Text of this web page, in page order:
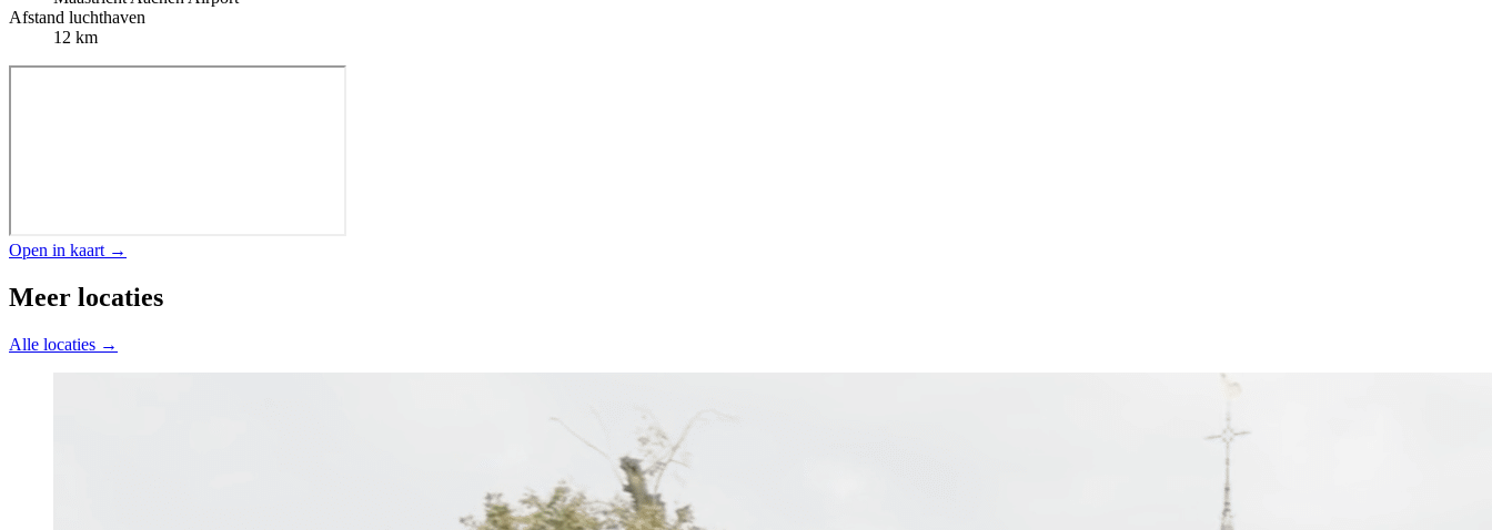
Afstand luchthaven
12 km
Open in kaart →
Meer locaties
Alle locaties →